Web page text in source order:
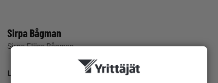
Sirpa Bågman
Sirpa Eliisa Bågman
Luottamustoimi